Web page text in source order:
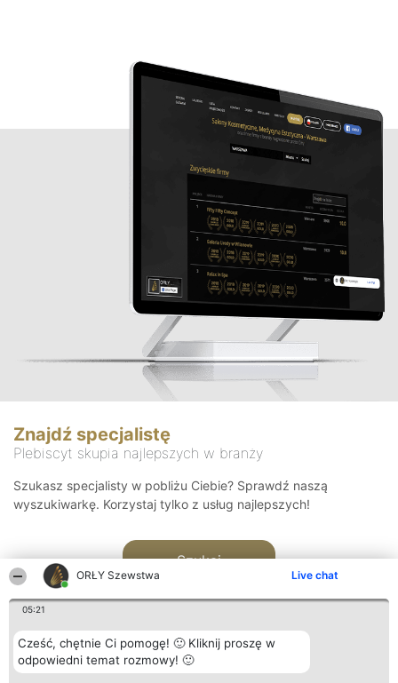
ORŁY Szewstwa Live chat
05:21
Cześć, chętnie Ci pomogę! 🙂 Kliknij proszę w
odpowiedni temat rozmowy! 🙂
Znajdź specjalistę
Plebiscyt skupia najlepszych w branży
Szukasz specjalisty w pobliżu Ciebie? Sprawdź naszą
wyszukiwarkę. Korzystaj tylko z usług najlepszych!
Szukaj